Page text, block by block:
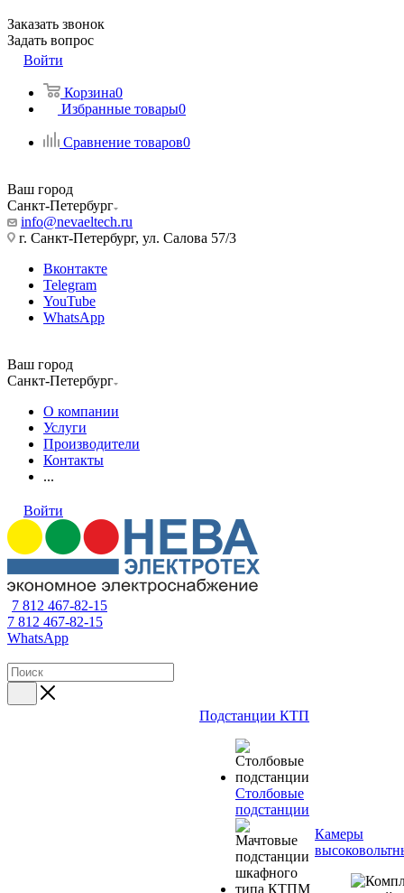
Заказать звонок
Задать вопрос
Войти
Корзина0
Избранные товары0
Сравнение товаров0
Ваш город
Санкт-Петербург
info@nevaeltech.ru
г. Санкт-Петербург, ул. Салова 57/3
Вконтакте
Telegram
YouTube
WhatsApp
Ваш город
Санкт-Петербург
О компании
Услуги
Производители
Контакты
...
Войти
7 812 467-82-15
7 812 467-82-15
WhatsApp
Подстанции КТП
Столбовые
подстанции
Камеры